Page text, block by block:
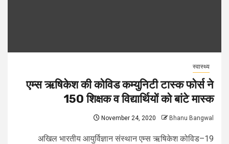
स्वास्थ्य
एम्स ऋषिकेश की कोविड कम्युनिटी टास्क फोर्स ने
150 शिक्षक व विद्यार्थियों को बांटे मास्क
November 24, 2020 Bhanu Bangwal
अखिल भारतीय आयुर्विज्ञान संस्थान एम्स ऋषिकेश कोविड–19